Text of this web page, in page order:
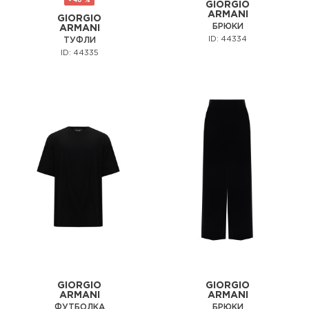
GIORGIO
ARMANI
ТУФЛИ
ID: 44335
GIORGIO
ARMANI
БРЮКИ
ID: 44334
GIORGIO
ARMANI
ФУТБОЛКА
GIORGIO
ARMANI
БРЮКИ